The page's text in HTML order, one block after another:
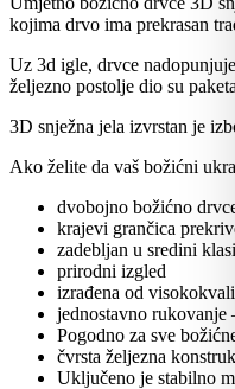
kojima drvo ima prekrasan
Uz 3d igle, drvce
željezno postolje dio su
3D snježna jela izvrstan je
Ako želite da vaš božićni
dvobojno božićno
krajevi grančica
zadebljan u sredini
prirodni izgled
izrađena od
jednostavno rukovanje
Pogodno za sve
čvrsta željezna
Uključeno je stabilno